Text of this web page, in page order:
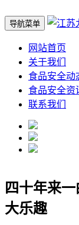
导航菜单
网站首页
关于我们
食品安全动
食品安全资
联系我们
四十年来
大乐趣